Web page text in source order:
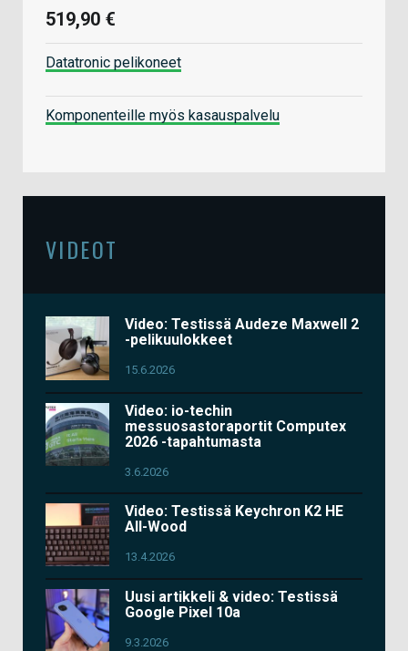
519,90 €
Datatronic pelikoneet
Komponenteille myös kasauspalvelu
VIDEOT
Video: Testissä Audeze Maxwell 2
-pelikuulokkeet
15.6.2026
Video: io-techin
messuosastoraportit Computex
2026 -tapahtumasta
3.6.2026
Video: Testissä Keychron K2 HE
All-Wood
13.4.2026
Uusi artikkeli & video: Testissä
Google Pixel 10a
9.3.2026